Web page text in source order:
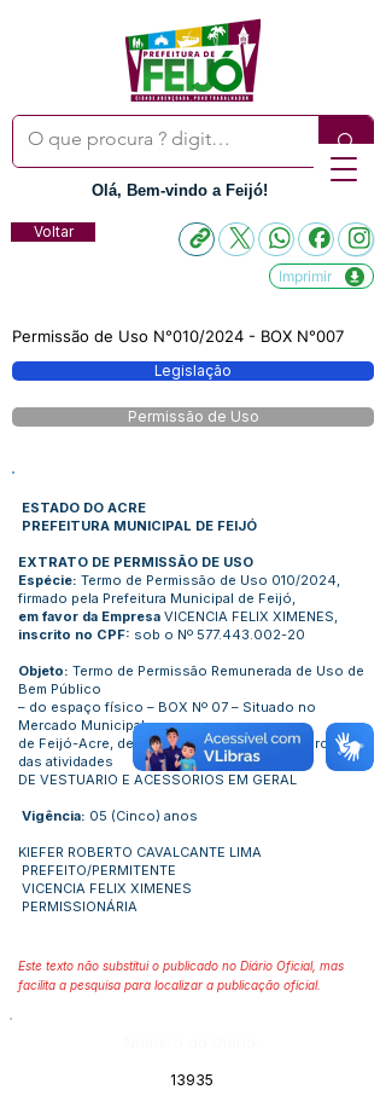
Olá, Bem-vindo a Feijó!
Voltar
Imprimir
Permissão de Uso N°010/2024 - BOX N°007
Legislação
Permissão de Uso
ESTADO DO ACRE
PREFEITURA MUNICIPAL DE FEIJÓ
EXTRATO DE PERMISSÃO DE USO
Espécie: Termo de Permissão de Uso 010/2024,
firmado pela Prefeitura Municipal de Feijó,
em favor da Empresa VICENCIA FELIX XIMENES,
inscrito no CPF: sob o Nº 577.443.002-20
Objeto: Termo de Permissão Remunerada de Uso de
Bem Público
– do espaço físico – BOX Nº 07 – Situado no
Mercado Municipal
de Feijó-Acre, destinado á exploração comercial
das atividades
DE VESTUARIO E ACESSORIOS EM GERAL
Vigência: 05 (Cinco) anos
KIEFER ROBERTO CAVALCANTE LIMA
PREFEITO/PERMITENTE
VICENCIA FELIX XIMENES
PERMISSIONÁRIA
Este texto não substitui o publicado no Diário Oficial, mas
facilita a pesquisa para localizar a publicação oficial.
13935